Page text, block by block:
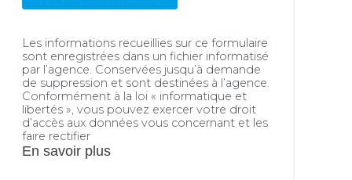
Les informations recueillies sur ce formulaire
sont enregistrées dans un fichier informatisé
par l’agence. Conservées jusqu’à demande
de suppression et sont destinées à l’agence.
Conformément à la loi « informatique et
libertés », vous pouvez exercer votre droit
d’accès aux données vous concernant et les
faire rectifier
En savoir plus